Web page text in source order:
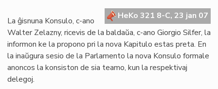
en
HeKo 321 8-C, 23 jan 07
La ĝisnuna Konsulo, c-ano
Walter Zelazny, ricevis de la baldaŭa, c-ano Giorgio Silfer, la
informon ke la propono pri la nova Kapitulo estas preta. En
la inaŭgura sesio de la Parlamento la nova Konsulo formale
anoncos la konsiston de sia teamo, kun la respektivaj
delegoj.